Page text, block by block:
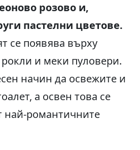
розово и,
пастелни цветове.
се появява върху
и меки пуловери.
начин да освежите и
а освен това се
най-романтичните